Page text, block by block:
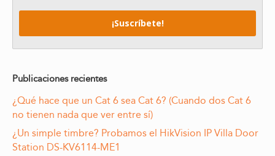
Publicaciones recientes
¿Qué hace que un Cat 6 sea Cat 6? (Cuando dos Cat 6
no tienen nada que ver entre sí)
¿Un simple timbre? Probamos el HikVision IP Villa Door
Station DS-KV6114-ME1